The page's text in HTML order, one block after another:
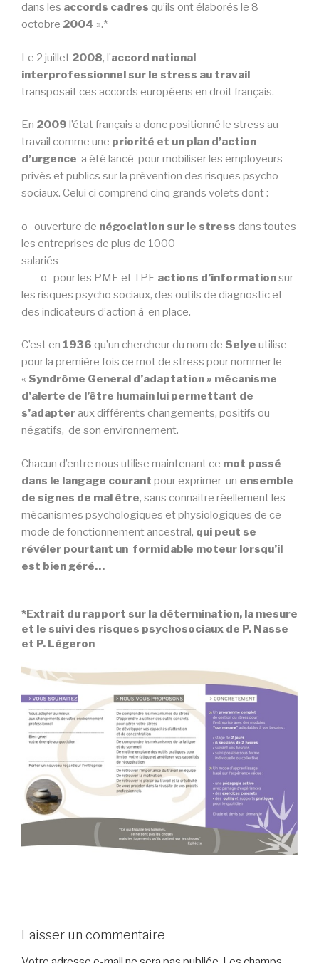
dans les accords cadres qu’ils ont élaborés le 8
octobre 2004 ».*
Le 2 juillet 2008, l’accord national
interprofessionnel sur le stress au travail
transposait ces accords européens en droit français.
En 2009 l’état français a donc positionné le stress au
travail comme une priorité et un plan d’action
d’urgence a été lancé pour mobiliser les employeurs
privés et publics sur la prévention des risques psycho-
sociaux. Celui ci comprend cinq grands volets dont :
o ouverture de négociation sur le stress dans toutes
les entreprises de plus de 1000
salariés
o pour les PME et TPE actions d’informationsur
les risques psycho sociaux, des outils de diagnostic et
des indicateurs d’action à en place.
C’est en 1936 qu’un chercheur du nom de Selye utilise
pour la première fois ce mot de stress pour nommer le
« Syndrôme General d’adaptation » mécanisme
d’alerte de l’être humain lui permettant de
s’adapteraux différents changements, positifs ou
négatifs, de son environnement.
Chacun d’entre nous utilise maintenant ce mot passé
dans le langage courant pour exprimer un ensemble
de signes de mal être, sans connaitre réellement les
mécanismes psychologiques et physiologiques de ce
mode de fonctionnement ancestral, qui peut se
révéler pourtant un formidable moteur lorsqu’il
est bien géré…
*Extrait du rapport sur la détermination, la mesure
et le suivi des risques psychosociaux de P. Nasse
et P. Légeron
Laisser un commentaire